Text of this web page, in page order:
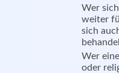
Wer
weiter
sich
Wer
oder